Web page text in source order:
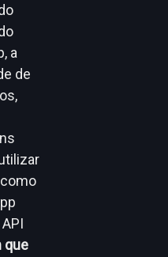
a
de
que